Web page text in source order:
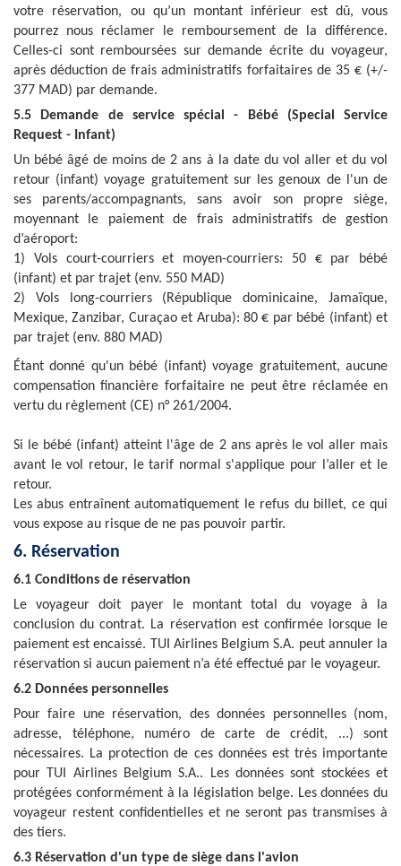
votre réservation, ou qu’un montant inférieur est dû, vous
pourrez nous réclamer le remboursement de la différence.
Celles-ci sont remboursées sur demande écrite du voyageur,
après déduction de frais administratifs forfaitaires de 35 € (+/-
377 MAD) par demande.
5.5 Demande de service spécial - Bébé (Special Service
Request - Infant)
Un bébé âgé de moins de 2 ans à la date du vol aller et du vol
retour (infant) voyage gratuitement sur les genoux de l'un de
ses parents/accompagnants, sans avoir son propre siège,
moyennant le paiement de frais administratifs de gestion
d’aéroport:
1) Vols court-courriers et moyen-courriers: 50 € par bébé
(infant) et par trajet (env. 550 MAD)
2) Vols long-courriers (République dominicaine, Jamaïque,
Mexique, Zanzibar, Curaçao et Aruba): 80 € par bébé (infant) et
par trajet (env. 880 MAD)
Étant donné qu'un bébé (infant) voyage gratuitement, aucune
compensation financière forfaitaire ne peut être réclamée en
vertu du règlement (CE) n° 261/2004.
Si le bébé (infant) atteint l'âge de 2 ans après le vol aller mais
avant le vol retour, le tarif normal s'applique pour l’aller et le
retour.
Les abus entraînent automatiquement le refus du billet, ce qui
vous expose au risque de ne pas pouvoir partir.
6. Réservation
6.1 Conditions de réservation
Le voyageur doit payer le montant total du voyage à la
conclusion du contrat. La réservation est confirmée lorsque le
paiement est encaissé.
TUI Airlines Belgium S.A. peut annuler la
réservation si aucun paiement n’a été effectué par le voyageur.
6.2 Données personnelles
Pour faire une réservation, des données personnelles (nom,
adresse, téléphone, numéro de carte de crédit, ...) sont
nécessaires. La protection de ces données est très importante
pour
TUI Airlines Belgium S.A.. Les données sont stockées et
protégées conformément à la législation belge. Les données du
voyageur restent confidentielles et ne seront pas transmises à
des tiers.
6.3 Réservation d'un type de siège dans l'avion